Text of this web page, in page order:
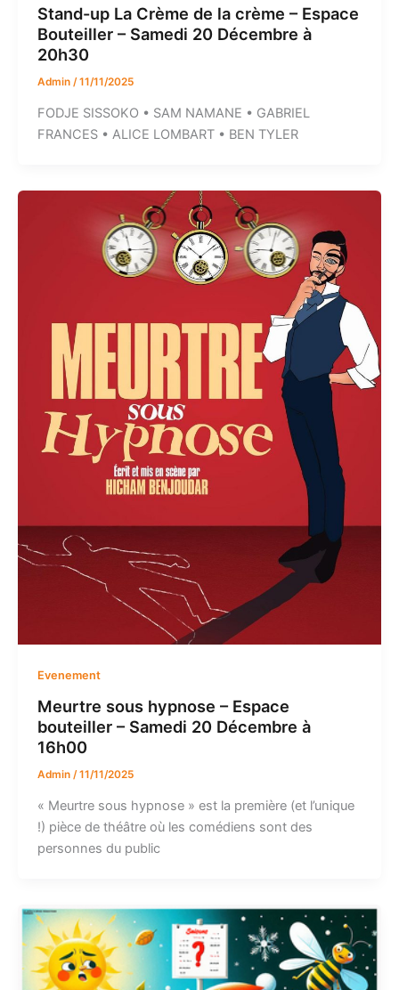
Stand-up La Crème de la crème – Espace
Bouteiller – Samedi 20 Décembre à
20h30
Admin /11/11/2025
FODJE SISSOKO • SAM NAMANE • GABRIEL
FRANCES • ALICE LOMBART • BEN TYLER
Evenement
Meurtre sous hypnose – Espace
bouteiller – Samedi 20 Décembre à
16h00
Admin /11/11/2025
« Meurtre sous hypnose » est la première (et l’unique
!) pièce de théâtre où les comédiens sont des
personnes du public